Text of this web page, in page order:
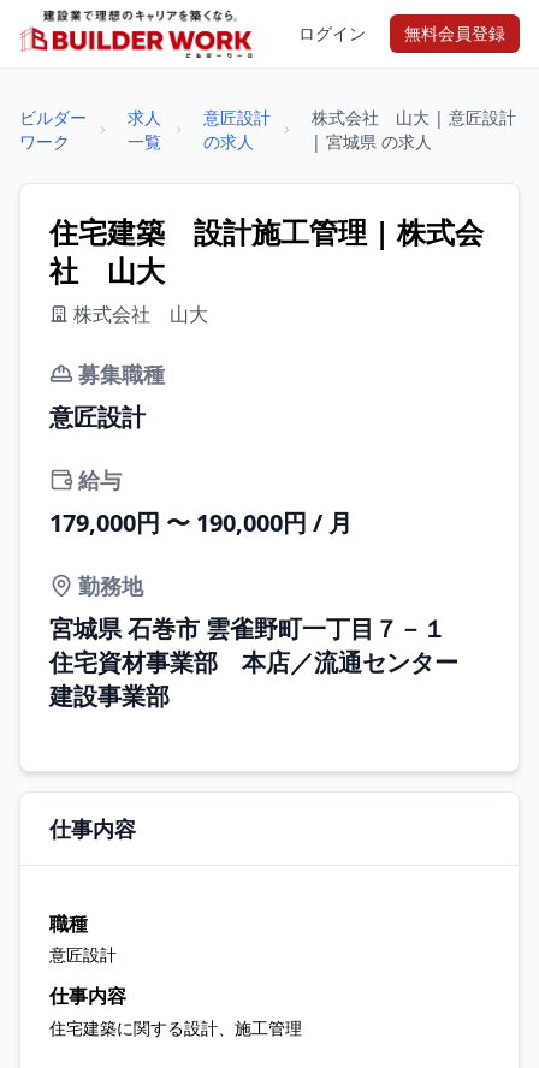
ログイン 無料会員登録
ビルダー
ワーク
求人
一覧
意匠設計
の求人
株式会社 山大 | 意匠設計
| 宮城県 の求人
住宅建築 設計施工管理 | 株式会
社 山大
株式会社 山大
募集職種
意匠設計
給与
179,000円 〜 190,000円 / 月
勤務地
宮城県 石巻市 雲雀野町一丁目７－１
住宅資材事業部 本店／流通センター
建設事業部
仕事内容
職種
意匠設計
仕事内容
住宅建築に関する設計、施工管理